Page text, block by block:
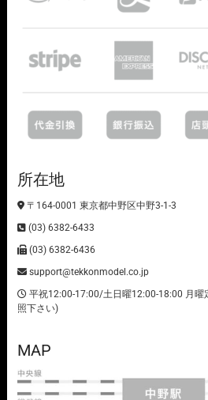
所在地
〒164-0001 東京都中野区中野3-1-3
(03) 6382-6433
(03) 6382-6436
support@tekkonmodel.co.jp
平祝12:00-17:00/土日曜12:00-18:00 月曜
照下さい)
MAP